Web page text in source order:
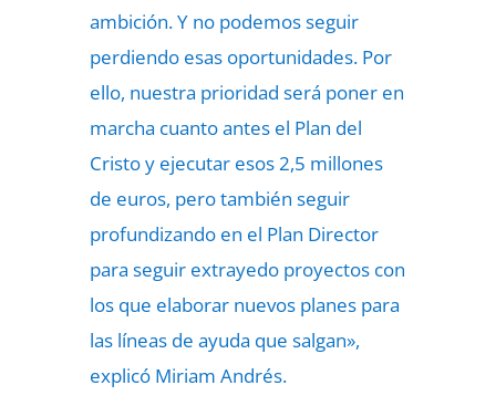
ambición. Y no podemos seguir
perdiendo esas oportunidades. Por
ello, nuestra prioridad será poner en
marcha cuanto antes el Plan del
Cristo y ejecutar esos 2,5 millones
de euros, pero también seguir
profundizando en el Plan Director
para seguir extrayedo proyectos con
los que elaborar nuevos planes para
las líneas de ayuda que salgan»,
explicó Miriam Andrés.